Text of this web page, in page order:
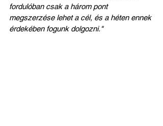
fordulóban csak a három pont
megszerzése lehet a cél, és a héten ennek
érdekében fogunk dolgozni."